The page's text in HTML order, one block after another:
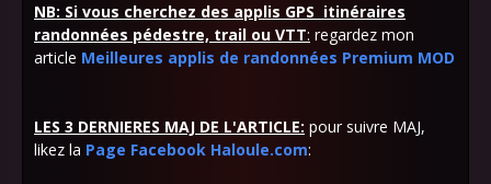
NB: Si vous cherchez des applis GPS itinéraires
randonnées pédestre, trail ou VTT: regardez mon
article Meilleures applis de randonnées Premium MOD
LES 3 DERNIERES MAJ DE L'ARTICLE: pour suivre MAJ,
likez la Page Facebook Haloule.com: